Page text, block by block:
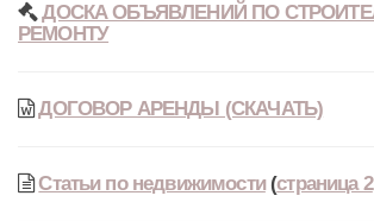
ДОСКА ОБЪЯВЛЕНИЙ ПО
РЕМОНТУ
ДОГОВОР АРЕНДЫ (СКАЧАТЬ)
Статьи по недвижимости(страница 2